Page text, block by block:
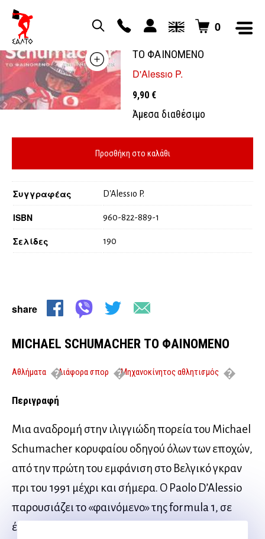
0
ΤΟ ΦΑΙΝΟΜΕΝΟ
D'Alessıo P.
9,90 €
Άμεσα διαθέσιμο
Προσθήκη στο καλάθι
Συγγραφέας D'Alessıo P.
ISBN 960-822-889-1
Σελίδες 190
share
MICHAEL SCHUMACHER ΤΟ ΦΑΙΝΟΜΕΝΟ
Αθλήματα Διάφορα σπορ
Μηχανοκίνητος αθλητισμός
Περιγραφή
Μια αναδρομή στην ιλιγγιώδη πορεία του Μichael
Schumacher κορυφαίου οδηγού όλων των εποχών,
από την πρώτη του εμφάνιση στο Βελγικό γκραν
πρι του 1991 μέχρι και σήμερα. Ο Ρaolo D’Alessio
παρουσιάζει το «φαινόμενο» της formula 1, σε
έναν τόμο πλούσιο σε φωτογραφικό υλικό,